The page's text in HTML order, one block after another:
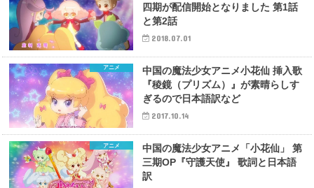
四期が配信開始となりました 第1話
と第2話
2018.07.01
アニメ
中国の魔法少女アニメ小花仙 挿入歌
『稜鏡（プリズム）』が素晴らしす
ぎるので日本語訳など
2017.10.14
アニメ
中国の魔法少女アニメ「小花仙」 第
三期OP『守護天使』 歌詞と日本語
訳